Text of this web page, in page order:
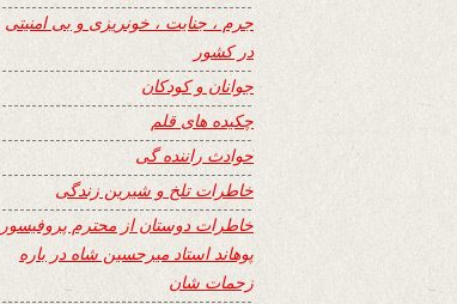
جرم ، جنایت ، خونریزی و بی امنیتی
در کشور
جوانان و کودکان
چکیده های قلم
حوادث راننده گی
خاطرات تلخ و شیرین زندگی
خاطرات دوستان از محترم پروفیسور
پوهاند استاد میرحسین شاه در باره
زحمات شان